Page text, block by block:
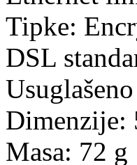
Tipke:
DSL
Dimenzije:
Masa: 72 g